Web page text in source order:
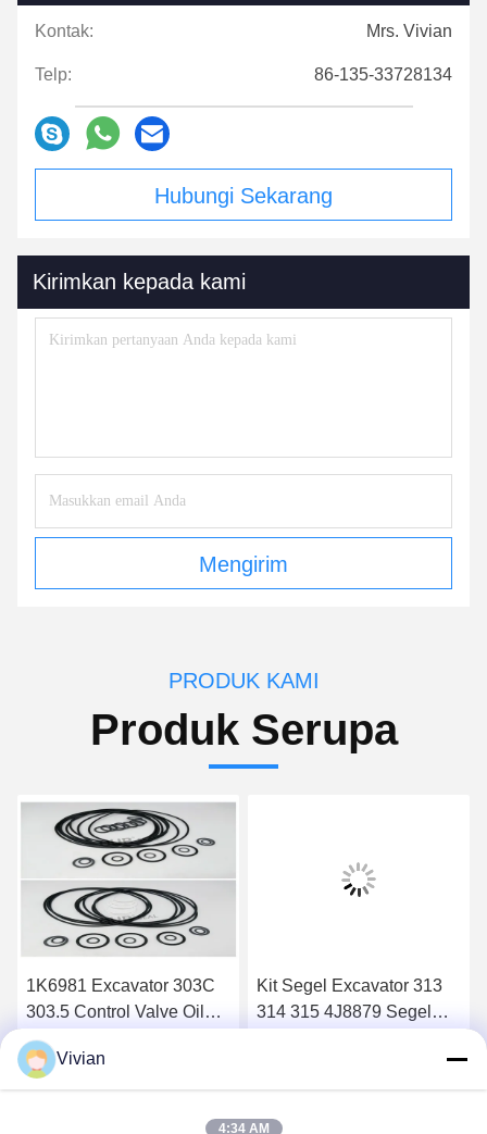
Kontak: Mrs. Vivian
Telp: 86-135-33728134
Hubungi Sekarang
Kirimkan kepada kami
Mengirim
PRODUK KAMI
Produk Serupa
1K6981 Excavator 303C
303.5 Control Valve Oil
Dapatkan Harga Terbaik
Kit Segel Excavator 313
314 315 4J8879 Segel
Dapatkan Harga Terbaik
Vivian
4:34 AM